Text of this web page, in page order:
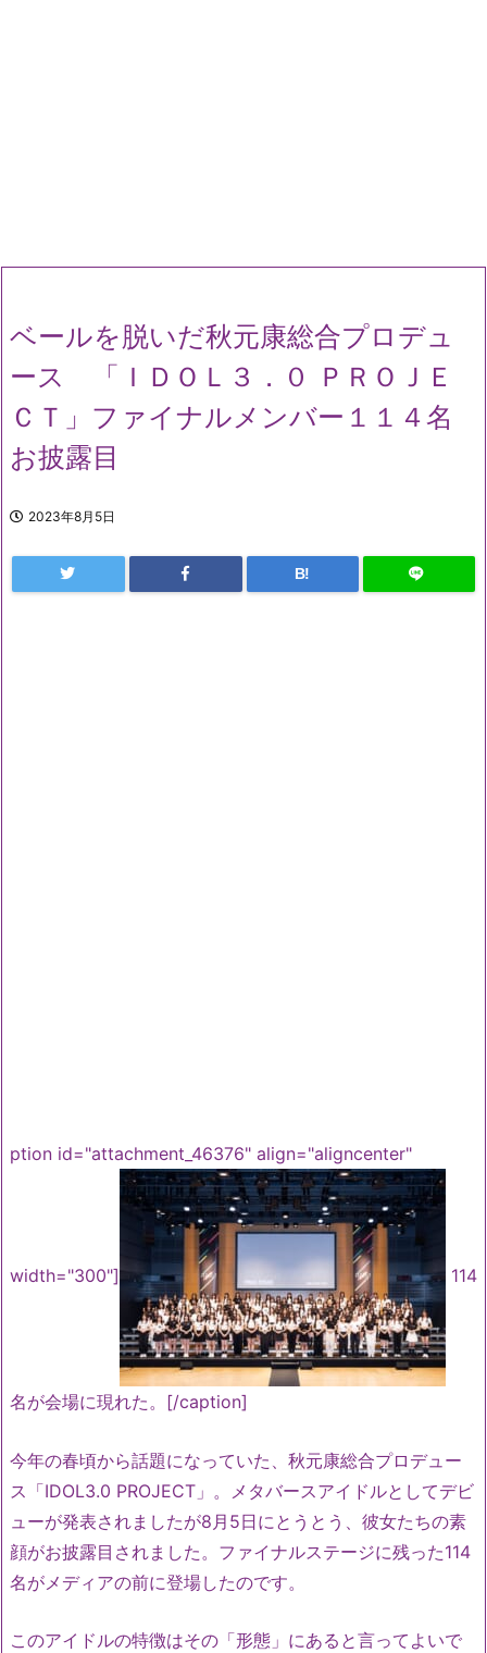
ベールを脱いだ秋元康総合プロデュ
ース 「ＩＤＯＬ３．０ ＰＲＯＪＥ
ＣＴ」ファイナルメンバー１１４名
お披露目
2023年8月5日
B!
ption id="attachment_46376" align="aligncenter"
width="300"] 114
名が会場に現れた。[/caption]
今年の春頃から話題になっていた、秋元康総合プロデュー
ス「IDOL3.0 PROJECT」。メタバースアイドルとしてデビ
ューが発表されましたが8月5日にとうとう、彼女たちの素
顔がお披露目されました。ファイナルステージに残った114
名がメディアの前に登場したのです。
このアイドルの特徴はその「形態」にあると言ってよいで